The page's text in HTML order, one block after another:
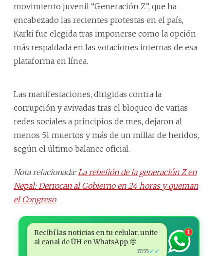
movimiento juvenil “Generación Z”, que ha
encabezado las recientes protestas en el país,
Karki fue elegida tras imponerse como la opción
más respaldada en las votaciones internas de esa
plataforma en línea.
Las manifestaciones, dirigidas contra la
corrupción y avivadas tras el bloqueo de varias
redes sociales a principios de mes, dejaron al
menos 51 muertos y más de un millar de heridos,
según el último balance oficial.
Nota relacionada: La rebelión de la generación Z en
Nepal: Derrocan al Gobierno en 24 horas y queman
el Congreso
Recibí las noticias en tu celular, unite
al canal de ÚH en WhatsApp 🤩
17:55✓✓
1